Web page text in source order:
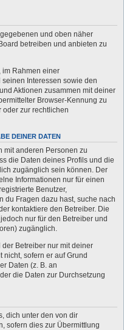
und oben näher
betreiben und anbieten zu
im Rahmen einer
Interessen sowie den
Aktionen zusammen mit deiner
Browser-Kennung zu
oder zur rechtlichen
DEINER DATEN
mit anderen Personen zu
die Daten deines Profils und die
zugänglich sein können. Der
Informationen nur für einen
Benutzer,
du Fragen dazu hast, suche nach
kontaktiere den Betreiber. Die
nur für den Betreiber und
zugänglich.
Betreiber nur mit deiner
nicht, sofern er auf Grund
Daten (z. B. an
die Daten zur Durchsetzung
dich unter den von dir
sofern dies zur Übermittlung